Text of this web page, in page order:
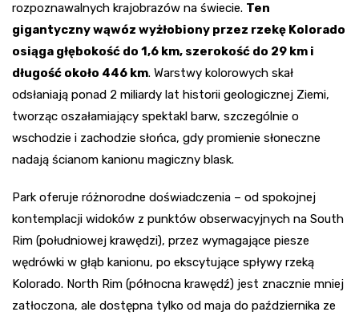
rozpoznawalnych krajobrazów na świecie. Ten
gigantyczny wąwóz wyżłobiony przez rzekę Kolorado
osiąga głębokość do 1,6 km, szerokość do 29 km i
długość około 446 km. Warstwy kolorowych skał
odsłaniają ponad 2 miliardy lat historii geologicznej Ziemi,
tworząc oszałamiający spektakl barw, szczególnie o
wschodzie i zachodzie słońca, gdy promienie słoneczne
nadają ścianom kanionu magiczny blask.
Park oferuje różnorodne doświadczenia – od spokojnej
kontemplacji widoków z punktów obserwacyjnych na South
Rim (południowej krawędzi), przez wymagające piesze
wędrówki w głąb kanionu, po ekscytujące spływy rzeką
Kolorado. North Rim (północna krawędź) jest znacznie mniej
zatłoczona, ale dostępna tylko od maja do października ze